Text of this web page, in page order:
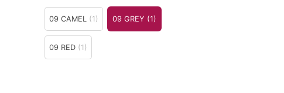
09 CAMEL (1) 09 GREY (1)
09 RED (1)